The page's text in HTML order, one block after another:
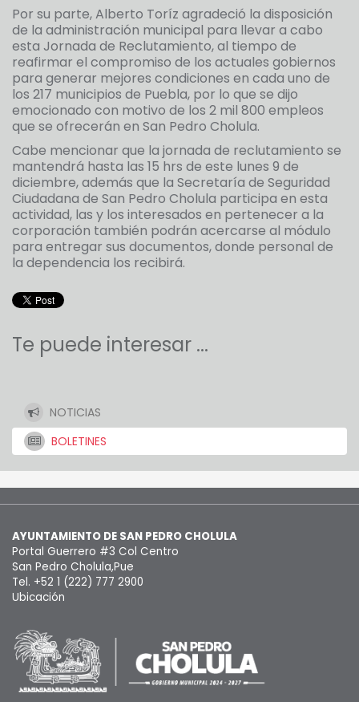
Por su parte, Alberto Toríz agradeció la disposición
de la administración municipal para llevar a cabo
esta Jornada de Reclutamiento, al tiempo de
reafirmar el compromiso de los actuales gobiernos
para generar mejores condiciones en cada uno de
los 217 municipios de Puebla, por lo que se dijo
emocionado con motivo de los 2 mil 800 empleos
que se ofrecerán en San Pedro Cholula.
Cabe mencionar que la jornada de reclutamiento se
mantendrá hasta las 15 hrs de este lunes 9 de
diciembre, además que la Secretaría de Seguridad
Ciudadana de San Pedro Cholula participa en esta
actividad, las y los interesados en pertenecer a la
corporación también podrán acercarse al módulo
para entregar sus documentos, donde personal de
la dependencia los recibirá.
Te puede interesar ...
NOTICIAS
BOLETINES
AYUNTAMIENTO DE SAN PEDRO CHOLULA
Portal Guerrero #3 Col Centro
San Pedro Cholula,Pue
Tel. +52 1 (222) 777 2900
Ubicación